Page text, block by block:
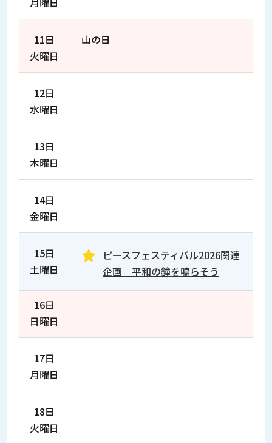
11日
火曜日
山の日
12日
水曜日
13日
木曜日
14日
金曜日
15日
土曜日
ピースフェスティバル2026関連
企画 平和の鐘を鳴らそう
16日
日曜日
17日
月曜日
18日
火曜日